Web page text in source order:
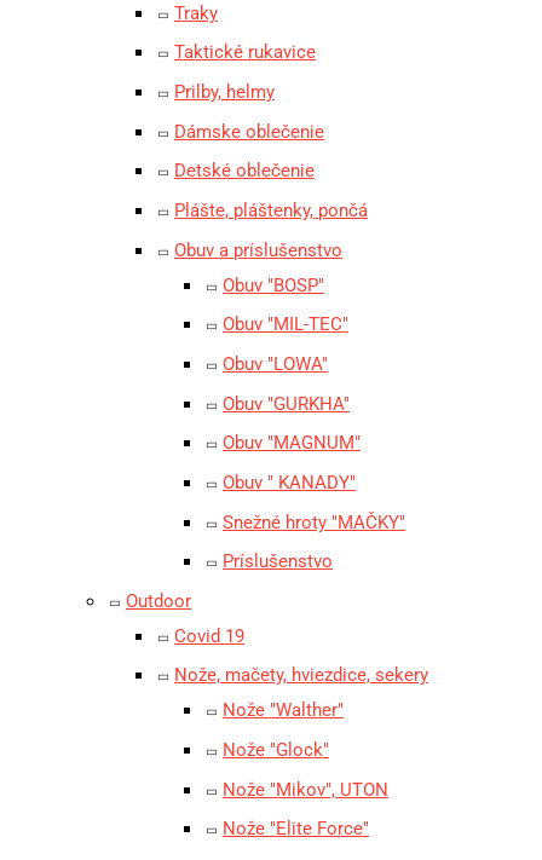
Traky
Taktické rukavice
Prilby, helmy
Dámske oblečenie
Detské oblečenie
Plášte, pláštenky, pončá
Obuv a príslušenstvo
Obuv "BOSP"
Obuv "MIL-TEC"
Obuv "LOWA"
Obuv "GURKHA"
Obuv "MAGNUM"
Obuv " KANADY"
Snežné hroty "MAČKY"
Príslušenstvo
Outdoor
Covid 19
Nože, mačety, hviezdice, sekery
Nože "Walther"
Nože "Glock"
Nože "Mikov", UTON
Nože "Elite Force"